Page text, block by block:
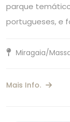
parque
portugueses, e
Miragaia/
Mais Info.